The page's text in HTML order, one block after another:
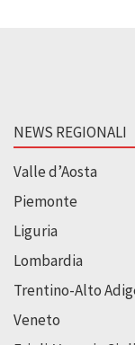
NEWS REGIONALI
Valle d’Aosta
Piemonte
Liguria
Lombardia
Trentino-Alto
Veneto